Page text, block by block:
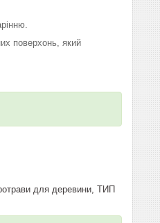
поверхонь, який
для деревини, ТИП